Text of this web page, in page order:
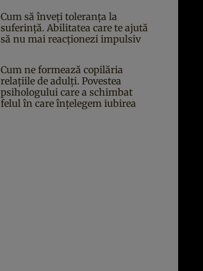
Cum să înveți toleranța la
suferință. Abilitatea care te ajută
să nu mai reacționezi impulsiv
Cum ne formează copilăria
relațiile de adulți. Povestea
psihologului care a schimbat
felul în care înțelegem iubirea